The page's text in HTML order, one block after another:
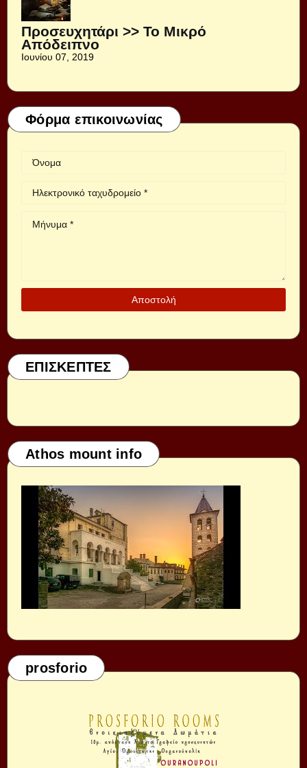
Προσευχητάρι >> Το Μικρό
Απόδειπνο
Ιουνίου 07, 2019
Φόρμα επικοινωνίας
ΕΠΙΣΚΕΠΤΕΣ
Athos mount info
prosforio